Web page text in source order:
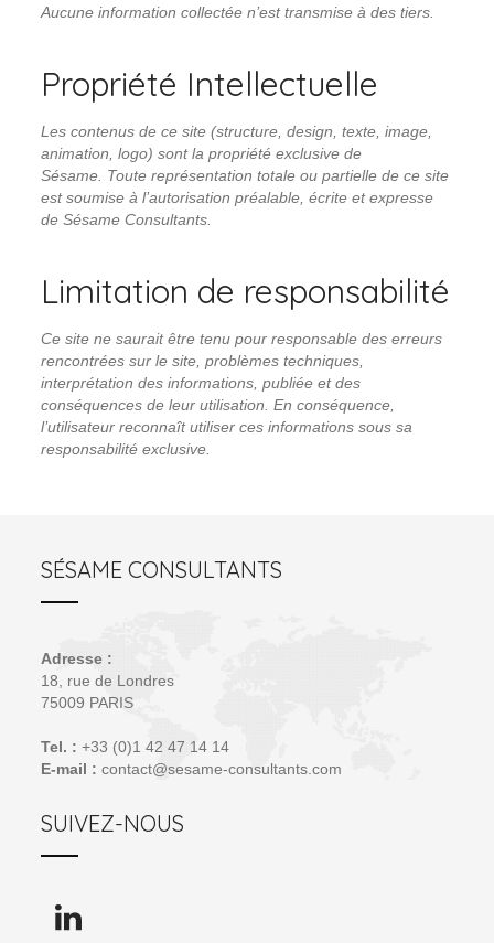
Aucune information collectée n’est transmise à des tiers.
Propriété Intellectuelle
Les contenus de ce site (structure, design, texte, image,
animation, logo) sont la propriété exclusive de
Sésame. Toute représentation totale ou partielle de ce site
est soumise à l’autorisation préalable, écrite et expresse
de Sésame Consultants.
Limitation de responsabilité
Ce site ne saurait être tenu pour responsable des erreurs
rencontrées sur le site, problèmes techniques,
interprétation des informations, publiée et des
conséquences de leur utilisation. En conséquence,
l’utilisateur reconnaît utiliser ces informations sous sa
responsabilité exclusive.
SÉSAME CONSULTANTS
Adresse :
18, rue de Londres
75009 PARIS
Tel. : +33 (0)1 42 47 14 14
E-mail : contact@sesame-consultants.com
SUIVEZ-NOUS